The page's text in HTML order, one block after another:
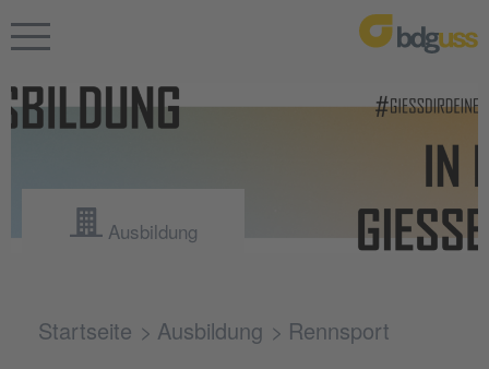
Ausbildung
Startseite Ausbildung Rennsport